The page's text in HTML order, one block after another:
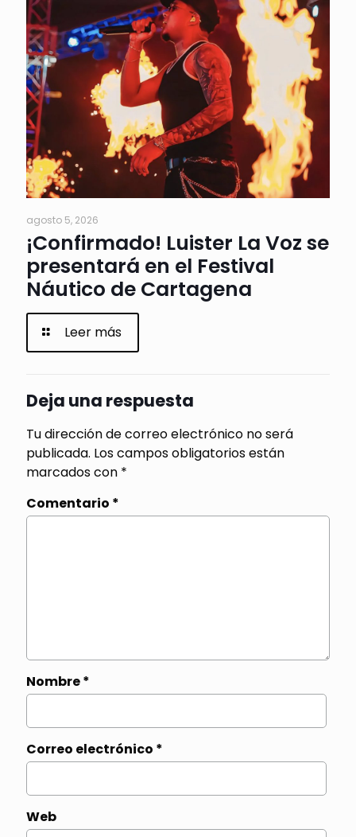
agosto 5, 2026
¡Confirmado! Luister La Voz se
presentará en el Festival
Náutico de Cartagena
Leer más
Deja una respuesta
Tu dirección de correo electrónico no será
publicada. Los campos obligatorios están
marcados con *
Comentario *
Nombre*
Correo electrónico *
Web